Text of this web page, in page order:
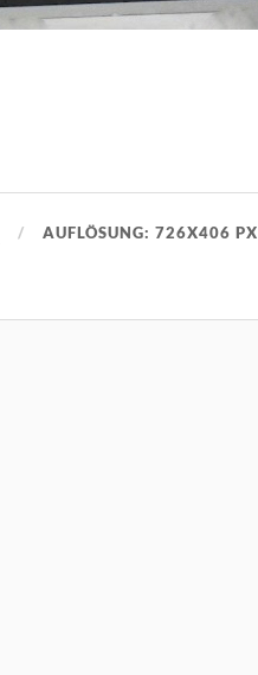
AUFLÖSUNG: 726X406 PX